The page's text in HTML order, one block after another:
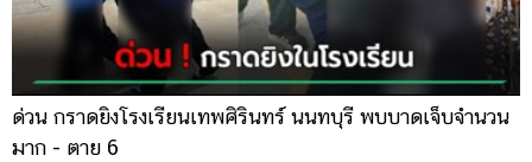
ด่วน กราดยิงโรงเรียนเทพศิรินทร์ นนทบุรี พบบาดเจ็บจำนวน
มาก - ตาย 6